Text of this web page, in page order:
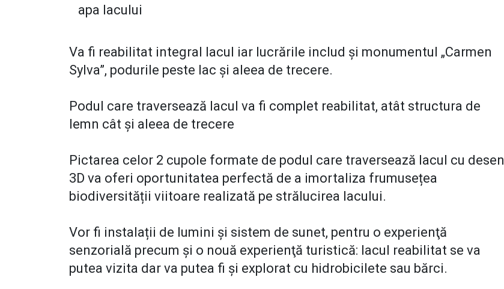
apa lacului
Va fi reabilitat integral lacul iar lucrările includ și monumentul „Carmen
Sylva”, podurile peste lac și aleea de trecere.
Podul care traversează lacul va fi complet reabilitat, atât structura de
lemn cât şi aleea de trecere
Pictarea celor 2 cupole formate de podul care traversează lacul cu desen
3D va oferi oportunitatea perfectă de a imortaliza frumusețea
biodiversității viitoare realizată pe strălucirea lacului.
Vor fi instalații de lumini și sistem de sunet, pentru o experienţă
senzorială precum și o nouă experienţă turistică: lacul reabilitat se va
putea vizita dar va putea fi şi explorat cu hidrobicilete sau bărci.